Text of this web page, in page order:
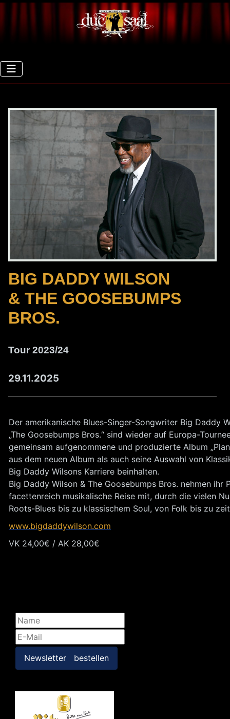
BIG DADDY WILSON
& THE GOOSEBUMPS
BROS.
Tour 2023/24
29.11.2025
Der amerikanische Blues-Singer-Songwriter Big Daddy
„The Goosebumps Bros.“ sind wieder auf Europa-
gemeinsam aufgenommene und produzierte Album
aus dem neuen Album als auch seine Auswahl von
Big Daddy Wilsons Karriere beinhalten.
Big Daddy Wilson & The Goosebumps Bros. nehmen ihr
facettenreich musikalische Reise mit, durch die vielen
Roots-Blues bis zu klassischem Soul, von Folk bis zu
www.bigdaddywilson.com
VK 24,00€ / AK 28,00€